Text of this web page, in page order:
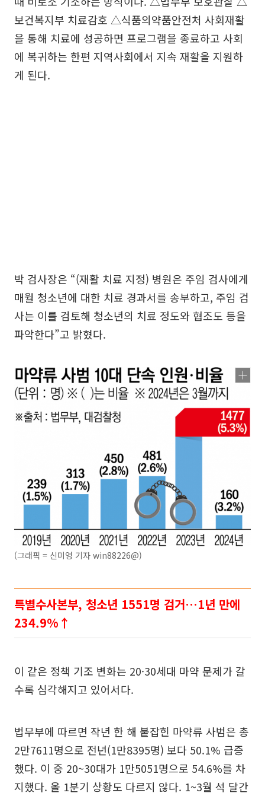
보건복지부 치료감호 △식품의약품안전처 사회재활
을 통해 치료에 성공하면 프로그램을 종료하고 사회
에 복귀하는 한편 지역사회에서 지속 재활을 지원하
게 된다.
박 검사장은 “(재활 치료 지정) 병원은 주임 검사에게
매월 청소년에 대한 치료 경과서를 송부하고, 주임 검
사는 이를 검토해 청소년의 치료 정도와 협조도 등을
파악한다”고 밝혔다.
(그래픽 = 신미영 기자 win88226@)
특별수사본부, 청소년 1551명 검거…1년 만에
234.9%↑
이 같은 정책 기조 변화는 20·30세대 마약 문제가 갈
수록 심각해지고 있어서다.
법무부에 따르면 작년 한 해 붙잡힌 마약류 사범은 총
2만7611명으로 전년(1만8395명) 보다 50.1% 급증
했다. 이 중 20~30대가 1만5051명으로 54.6%를 차
지했다. 올 1분기 상황도 다르지 않다. 1~3월 석 달간